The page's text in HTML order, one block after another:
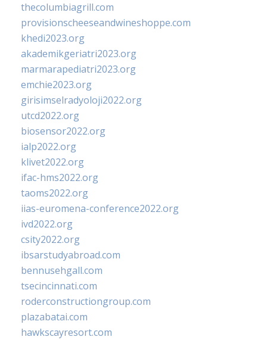
thecolumbiagrill.com
provisionscheeseandwineshoppe.com
khedi2023.org
akademikgeriatri2023.org
marmarapediatri2023.org
emchie2023.org
girisimselradyoloji2022.org
utcd2022.org
biosensor2022.org
ialp2022.org
klivet2022.org
ifac-hms2022.org
taoms2022.org
iias-euromena-conference2022.org
ivd2022.org
csity2022.org
ibsarstudyabroad.com
bennusehgall.com
tsecincinnati.com
roderconstructiongroup.com
plazabatai.com
hawkscayresort.com